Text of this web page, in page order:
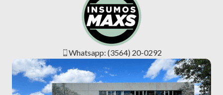
Whatsapp: (3564) 20-0292